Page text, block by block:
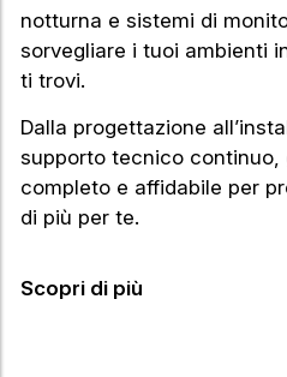
notturna e sistemi di
sorvegliare i tuoi ambienti
ti trovi.
Dalla progettazione
supporto tecnico
completo e affidabile per
di più per te.
Scopri di più